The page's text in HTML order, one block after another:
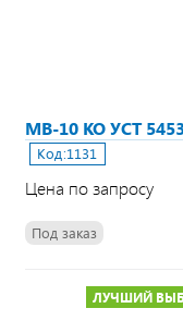
МВ-10 КО УСТ
Код:1131
Цена по запросу
Под заказ
ЛУЧШИЙ